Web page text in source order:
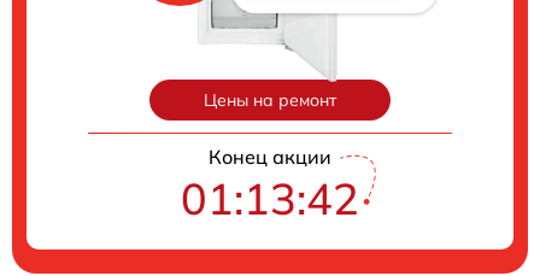
Цены на ремонт
Конец акции
01:13:41